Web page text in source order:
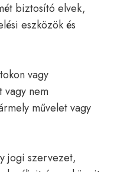
biztosító elvek,
eszközök és
vagy
vagy nem
művelet vagy
jogi szervezet,